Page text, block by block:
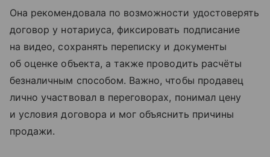
Она рекомендовала по возможности удостоверять
договор у нотариуса, фиксировать подписание
на видео, сохранять переписку и документы
об оценке объекта, а также проводить расчёты
безналичным способом. Важно, чтобы продавец
лично участвовал в переговорах, понимал цену
и условия договора и мог объяснить причины
продажи.